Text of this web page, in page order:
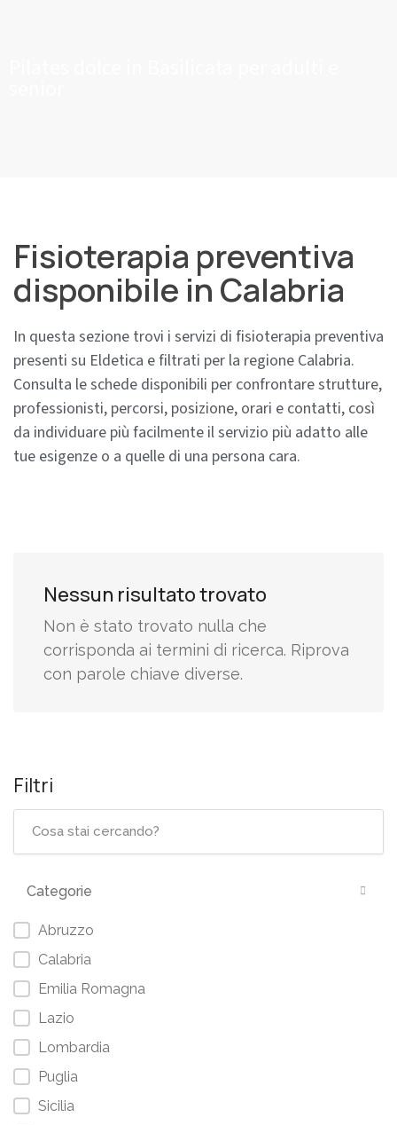
Fisioterapia preventiva
disponibile in Calabria
In questa sezione trovi i servizi di fisioterapia preventiva
presenti su Eldetica e filtrati per la regione Calabria.
Consulta le schede disponibili per confrontare strutture,
professionisti, percorsi, posizione, orari e contatti, così
da individuare più facilmente il servizio più adatto alle
tue esigenze o a quelle di una persona cara.
Nessun risultato trovato
Non è stato trovato nulla che
corrisponda ai termini di ricerca. Riprova
con parole chiave diverse.
Filtri
Categorie
Abruzzo
Calabria
Emilia Romagna
Lazio
Lombardia
Puglia
Sicilia